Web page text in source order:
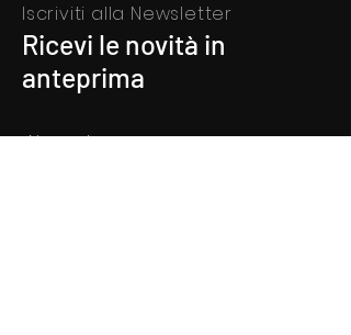
Iscriviti alla Newsletter
Ricevi le novità in
anteprima
Nome*